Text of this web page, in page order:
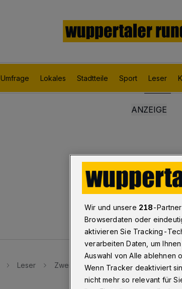
Umfrage Lokales Stadtteile Sport Leser
Leser Zweifelhafte Entscheidung
Wir und unsere 218-
Browserdaten oder
aktivieren Sie Tracking-
verarbeiten Daten, um
Auswahl von Alle ablehnen
Wenn Tracker deaktiviert
nicht mehr so relevant für